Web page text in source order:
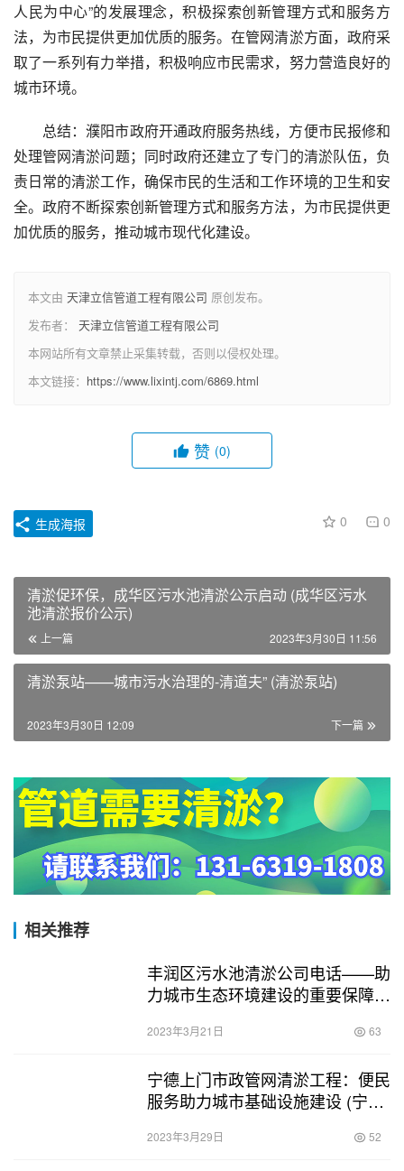
人民为中心”的发展理念，积极探索创新管理方式和服务方
法，为市民提供更加优质的服务。在管网清淤方面，政府采
取了一系列有力举措，积极响应市民需求，努力营造良好的
城市环境。
总结：濮阳市政府开通政府服务热线，方便市民报修和
处理管网清淤问题；同时政府还建立了专门的清淤队伍，负
责日常的清淤工作，确保市民的生活和工作环境的卫生和安
全。政府不断探索创新管理方式和服务方法，为市民提供更
加优质的服务，推动城市现代化建设。
本文由 天津立信管道工程有限公司 原创发布。
发布者： 天津立信管道工程有限公司
本网站所有文章禁止采集转载，否则以侵权处理。
本文链接： https://www.lixintj.com/6869.html
赞 (0)
0 0
生成海报
清淤促环保，成华区污水池清淤公示启动 (成华区污水
池清淤报价公示)
上一篇 2023年3月30日 11:56
清淤泵站——城市污水治理的-清道夫” (清淤泵站)
下一篇
2023年3月30日 12:09
相关推荐
丰润区污水池清淤公司电话——助
力城市生态环境建设的重要保障
2023年3月21日 63
宁德上门市政管网清淤工程：便民
服务助力城市基础设施建设 (宁德
2023年3月29日 52